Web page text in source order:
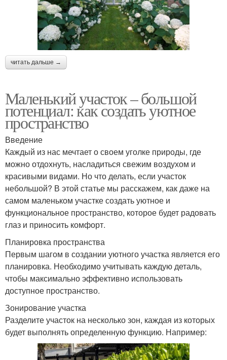
читать дальше →
Маленький участок – большой
потенциал: как создать уютное
пространство
Введение
Каждый из нас мечтает о своем уголке природы, где
можно отдохнуть, насладиться свежим воздухом и
красивыми видами. Но что делать, если участок
небольшой? В этой статье мы расскажем, как даже на
самом маленьком участке создать уютное и
функциональное пространство, которое будет радовать
глаз и приносить комфорт.
Планировка пространства
Первым шагом в создании уютного участка является его
планировка. Необходимо учитывать каждую деталь,
чтобы максимально эффективно использовать
доступное пространство.
Зонирование участка
Разделите участок на несколько зон, каждая из которых
будет выполнять определенную функцию. Например: